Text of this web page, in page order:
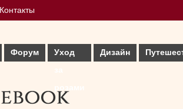
Контакты
Форум
Уход
Дизайн